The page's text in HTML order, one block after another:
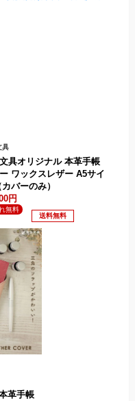
具
具オリジナル 本革手帳
ワックスレザー A5サイ
バーのみ）
円
革手帳